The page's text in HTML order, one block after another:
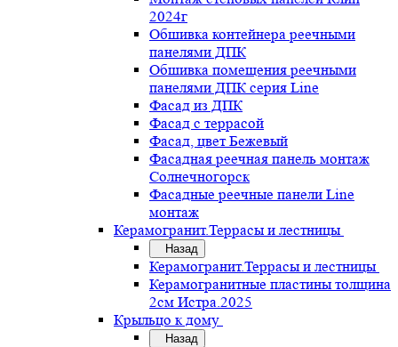
2024г
Обшивка контейнера реечными
панелями ДПК
Обшивка помещения реечными
панелями ДПК серия Line
Фасад из ДПК
Фасад с террасой
Фасад, цвет Бежевый
Фасадная реечная панель монтаж
Солнечногорск
Фасадные реечные панели Line
монтаж
Керамогранит.Террасы и лестницы
Назад
Керамогранит.Террасы и лестницы
Керамогранитные пластины толщина
2см Истра.2025
Крыльцо к дому
Назад